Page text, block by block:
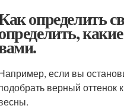
определить
если вы
верный оттенок